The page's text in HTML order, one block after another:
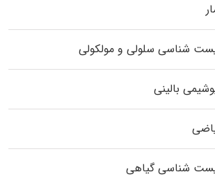
شناسی سلولی و مولکولی
بالینی
شناسی گیاهی